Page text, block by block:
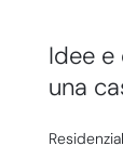
Idee
una